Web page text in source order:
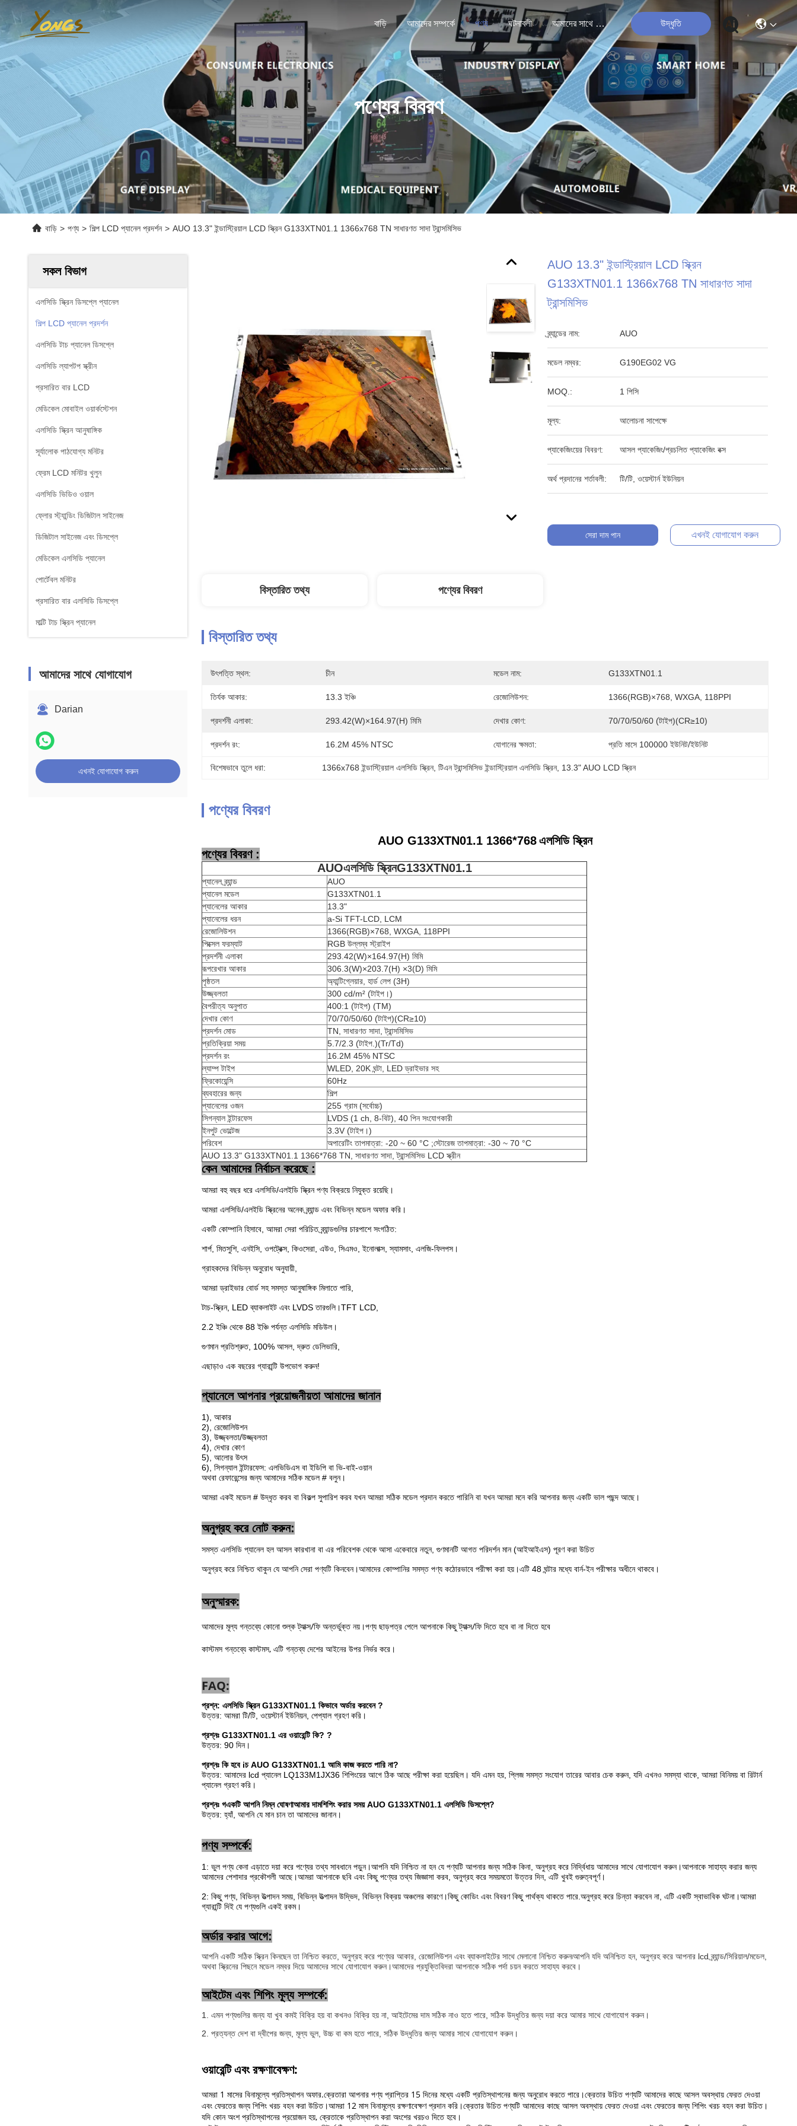
বাড়ি আমাদের সম্পর্কে পণ্য ঘটনাবলী আমাদের সাথে যোগাযোগ উদ্ধৃতি
পণ্যের বিবরণ
বাড়ি > পণ্য > শিল্প LCD প্যানেল প্রদর্শন > AUO 13.3" ইন্ডাস্ট্রিয়াল LCD স্ক্রিন G133XTN01.1 1366x768 TN সাধারণত সাদা ট্রান্সমিসিভ
সকল বিভাগ
এলসিডি স্ক্রিন ডিসপ্লে প্যানেল
শিল্প LCD প্যানেল প্রদর্শন
এলসিডি টাচ প্যানেল ডিসপ্লে
এলসিডি ল্যাপটপ স্ক্রীন
প্রসারিত বার LCD
মেডিকেল মোবাইল ওয়ার্কস্টেশন
এলসিডি স্ক্রিন আনুষাঙ্গিক
সূর্যালোক পাঠযোগ্য মনিটর
ফ্রেম LCD মনিটর খুলুন
এলসিডি ভিডিও ওয়াল
ফ্লোর স্ট্যান্ডিং ডিজিটাল সাইনেজ
ডিজিটাল সাইনেজ এবং ডিসপ্লে
মেডিকেল এলসিডি প্যানেল
পোর্টেবল মনিটর
প্রসারিত বার এলসিডি ডিসপ্লে
মাল্টি টাচ স্ক্রিন প্যানেল
আমাদের সাথে যোগাযোগ
Darian
এখনই যোগাযোগ করুন
AUO 13.3" ইন্ডাস্ট্রিয়াল LCD স্ক্রিন
G133XTN01.1 1366x768 TN সাধারণত সাদা
ট্রান্সমিসিভ
ব্র্যান্ডের নাম: AUO
মডেল নম্বর: G190EG02 VG
MOQ.: 1 পিসি
মূল্য: আলোচনা সাপেক্ষে
প্যাকেজিংয়ের বিবরণ: আসল প্যাকেজিং/প্রচলিত প্যাকেজিং বক্স
অর্থ প্রদানের শর্তাবলী: টি/টি, ওয়েস্টার্ন ইউনিয়ন
সেরা দাম পান এখনই যোগাযোগ করুন
বিস্তারিত তথ্য পণ্যের বিবরণ
বিস্তারিত তথ্য
উৎপত্তি স্থল: চীন মডেল নাম: G133XTN01.1
তির্যক আকার: 13.3 ইঞ্চি রেজোলিউশন: 1366(RGB)×768, WXGA, 118PPI
প্রদর্শনী এলাকা: 293.42(W)×164.97(H) মিমি দেখার কোণ: 70/70/50/60 (টাইপ)(CR≥10)
প্রদর্শন রং: 16.2M 45% NTSC যোগানের ক্ষমতা: প্রতি মাসে 100000 ইউনিট/ইউনিট
বিশেষভাবে তুলে ধরা: 1366x768 ইন্ডাস্ট্রিয়াল এলসিডি স্ক্রিন, টিএন ট্রান্সমিসিভ ইন্ডাস্ট্রিয়াল এলসিডি স্ক্রিন, 13.3" AUO LCD স্ক্রিন
পণ্যের বিবরণ
AUO G133XTN01.1 1366*768এলসিডি স্ক্রিন
পণ্যের বিবরণ :
AUOএলসিডি স্ক্রিনG133XTN01.1
প্যানেল ব্র্যান্ড
AUO
প্যানেল মডেল
G133XTN01.1
প্যানেলের আকার
13.3"
প্যানেলের ধরন
a-Si TFT-LCD, LCM
রেজোলিউশন
1366(RGB)×768, WXGA, 118PPI
পিক্সেল ফরম্যাট
RGB উল্লম্ব স্ট্রাইপ
প্রদর্শনী এলাকা
293.42(W)×164.97(H) মিমি
রূপরেখার আকার
306.3(W)×203.7(H) ×3(D) মিমি
পৃষ্ঠতল
অ্যান্টিগ্লেয়ার, হার্ড লেপ (3H)
উজ্জ্বলতা
300 cd/m² (টাইপ।)
বৈপরীত্য অনুপাত
400:1 (টাইপ) (TM)
দেখার কোণ
70/70/50/60 (টাইপ)(CR≥10)
প্রদর্শন মোড
TN, সাধারণত সাদা, ট্রান্সমিসিভ
প্রতিক্রিয়া সময়
5.7/2.3 (টাইপ.)(Tr/Td)
প্রদর্শন রং
16.2M 45% NTSC
ল্যাম্প টাইপ
WLED, 20K ঘন্টা, LED ড্রাইভার সহ
ফ্রিকোয়েন্সি
60Hz
ব্যবহারের জন্য
শিল্প
প্যানেলের ওজন
255 গ্রাম (সর্বোচ্চ)
সিগন্যাল ইন্টারফেস
LVDS (1 ch, 8-বিট), 40 পিন সংযোগকারী
ইনপুট ভোল্টেজ
3.3V (টাইপ।)
পরিবেশ
অপারেটিং তাপমাত্রা: -20 ~ 60 °C ;স্টোরেজ তাপমাত্রা: -30 ~ 70 °C
AUO 13.3" G133XTN01.1 1366*768 TN, সাধারণত সাদা, ট্রান্সমিসিভ LCD স্ক্রীন
কেন আমাদের নির্বাচন করেছে :
আমরা বহু বছর ধরে এলসিডি/এলইডি স্ক্রিন পণ্য বিক্রয়ে নিযুক্ত রয়েছি।
আমরা এলসিডি/এলইডি স্ক্রিনের অনেক ব্র্যান্ড এবং বিভিন্ন মডেল অফার করি।
একটি কোম্পানি হিসাবে, আমরা সেরা পরিচিত ব্র্যান্ডগুলির চারপাশে সংগঠিত:
শার্প, মিতসুশি, এনইসি, ওপট্রেক্স, কিওসেরা, এউও, সিএমও, ইনোলাক্স, স্যামসাং, এলজি-ফিলপস।
গ্রাহকদের বিভিন্ন অনুরোধ অনুযায়ী,
আমরা ড্রাইভার বোর্ড সহ সমস্ত আনুষাঙ্গিক মিলাতে পারি,
টাচ-স্ক্রিন, LED ব্যাকলাইট এবং LVDS তারগুলি।TFT LCD,
2.2 ইঞ্চি থেকে 88 ইঞ্চি পর্যন্ত এলসিডি মডিউল।
গুণমান প্রতিশ্রুত, 100% আসল, দ্রুত ডেলিভারি,
এছাড়াও এক বছরের গ্যারান্টি উপভোগ করুন!
প্যানেলে আপনার প্রয়োজনীয়তা আমাদের জানান
1), আকার
2), রেজোলিউশন
3), উজ্জ্বলতা/উজ্জ্বলতা
4), দেখার কোণ
5), আলোর উৎস
6), সিগন্যাল ইন্টারফেস: এলভিডিএস বা ইডিপি বা ভি-বাই-ওয়ান
অথবা রেফারেন্সের জন্য আমাদের সঠিক মডেল # বলুন।
আমরা একই মডেল # উদ্ধৃত করব বা বিকল্প সুপারিশ করব যখন আমরা সঠিক মডেল প্রদান করতে পারিনি বা যখন আমরা মনে করি আপনার জন্য একটি ভাল পছন্দ আছে।
অনুগ্রহ করে নোট করুন:
সমস্ত এলসিডি প্যানেল হল আসল কারখানা বা এর পরিবেশক থেকে আসা একেবারে নতুন, গুণমানটি আগত পরিদর্শন মান (আইআইএস) পূরণ করা উচিত
অনুগ্রহ করে নিশ্চিত থাকুন যে আপনি সেরা পণ্যটি কিনবেন।আমাদের কোম্পানির সমস্ত পণ্য কঠোরভাবে পরীক্ষা করা হয়।এটি 48 ঘন্টার মধ্যে বার্ন-ইন পরীক্ষার অধীনে থাকবে।
অনুস্মারক:
আমাদের মূল্য গন্তব্যে কোনো শুল্ক ট্যাক্স/ফি অন্তর্ভুক্ত নয়।পণ্য ছাড়পত্র পেলে আপনাকে কিছু ট্যাক্স/ফি দিতে হবে বা না দিতে হবে
কাস্টমস গন্তব্যে কাস্টমস, এটি গন্তব্য দেশের আইনের উপর নির্ভর করে।
FAQ:
প্রশ্ন: এলসিডি স্ক্রিন G133XTN01.1 কিভাবে অর্ডার করবেন ?
উত্তর: আমরা টি/টি, ওয়েস্টার্ন ইউনিয়ন, পেপ্যাল ​​গ্রহণ করি।
প্রশ্নঃ G133XTN01.1 এর ওয়ারেন্টি কি? ?
উত্তর: 90 দিন।
প্রশ্নঃ কি হবে iচ AUO G133XTN01.1 আমি কাজ করতে পারি না?
উত্তর: আমাদের lcd প্যানেল LQ133M1JX36 শিপিংয়ের আগে ঠিক আছে পরীক্ষা করা হয়েছিল। যদি এমন হয়, প্লিজ সমস্ত সংযোগ তারের আবার চেক করুন, যদি এখনও সমস্যা থাকে, আমরা বিনিময় বা রিটার্ন
প্যানেল গ্রহণ করি।
প্রশ্নঃ গএকটি আপনি নিম্ন ঘোষণাআমার দামশিপিং করার সময় AUO G133XTN01.1 এলসিডি ডিসপ্লে?
উত্তর: হ্যাঁ, আপনি যে মান চান তা আমাদের জানান।
পণ্য সম্পর্কে:
1: ভুল পণ্য কেনা এড়াতে দয়া করে পণ্যের তথ্য সাবধানে পড়ুন।আপনি যদি নিশ্চিত না হন যে পণ্যটি আপনার জন্য সঠিক কিনা, অনুগ্রহ করে নির্দ্বিধায় আমাদের সাথে যোগাযোগ করুন।আপনাকে সাহায্য করার জন্য
আমাদের পেশাদার প্রকৌশলী আছে।আমরা আপনাকে ছবি এবং কিছু পণ্যের তথ্য জিজ্ঞাসা করব, অনুগ্রহ করে সময়মতো উত্তর দিন, এটি খুবই গুরুত্বপূর্ণ।
2: কিছু পণ্য, বিভিন্ন উত্পাদন সময়, বিভিন্ন উত্পাদন উদ্ভিদ, বিভিন্ন বিক্রয় অঞ্চলের কারণে।কিছু কোডিং এবং বিবরণ কিছু পার্থক্য থাকতে পারে.অনুগ্রহ করে চিন্তা করবেন না, এটি একটি স্বাভাবিক ঘটনা।আমরা
গ্যারান্টি দিই যে পণ্যগুলি একই রকম।
অর্ডার করার আগে:
আপনি একটি সঠিক স্ক্রিন কিনছেন তা নিশ্চিত করতে, অনুগ্রহ করে পণ্যের আকার, রেজোলিউশন এবং ব্যাকলাইটের সাথে মেলানো নিশ্চিত করুন৷আপনি যদি অনিশ্চিত হন, অনুগ্রহ করে আপনার lcd ব্র্যান্ড/সিরিয়াল/মডেল,
অথবা স্ক্রিনের পিছনে মডেল নম্বর দিয়ে আমাদের সাথে যোগাযোগ করুন।আমাদের প্রযুক্তিবিদরা আপনাকে সঠিক পর্দা চয়ন করতে সাহায্য করবে।
আইটেম এবং শিপিং মূল্য সম্পর্কে:
1. এমন পণ্যগুলির জন্য যা খুব কমই বিক্রি হয় বা কখনও বিক্রি হয় না, আইটেমের দাম সঠিক নাও হতে পারে, সঠিক উদ্ধৃতির জন্য দয়া করে আমার সাথে যোগাযোগ করুন।
2. প্রত্যন্ত দেশ বা দ্বীপের জন্য, মূল্য ভুল, উচ্চ বা কম হতে পারে, সঠিক উদ্ধৃতির জন্য আমার সাথে যোগাযোগ করুন।
ওয়ারেন্টি এবং রক্ষণাবেক্ষণ:
আমরা 1 মাসের বিনামূল্যে প্রতিস্থাপন অফার.ক্রেতারা আপনার পণ্য প্রাপ্তির 15 দিনের মধ্যে একটি প্রতিস্থাপনের জন্য অনুরোধ করতে পারে।ক্রেতার উচিত পণ্যটি আমাদের কাছে আসল অবস্থায় ফেরত দেওয়া
এবং ফেরতের জন্য শিপিং খরচ বহন করা উচিত।আমরা 12 মাস বিনামূল্যে রক্ষণাবেক্ষণ প্রদান করি।ক্রেতার উচিত পণ্যটি আমাদের কাছে আসল অবস্থায় ফেরত দেওয়া এবং ফেরতের জন্য শিপিং খরচ বহন করা উচিত।
যদি কোন অংশ প্রতিস্থাপনের প্রয়োজন হয়, ক্রেতাকে প্রতিস্থাপন করা অংশের খরচও দিতে হবে।